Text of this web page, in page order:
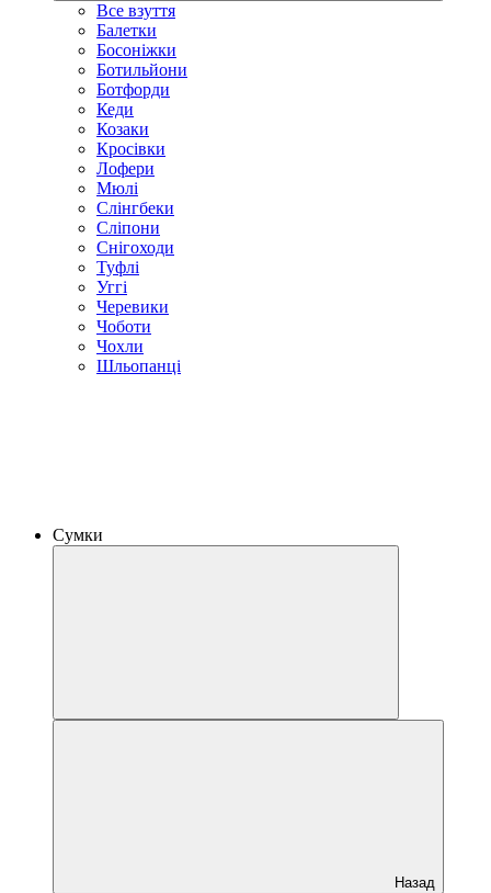
Все взуття
Балетки
Босоніжки
Ботильйони
Ботфорди
Кеди
Козаки
Кросівки
Лофери
Мюлі
Слінгбеки
Сліпони
Снігоходи
Туфлі
Уггі
Черевики
Чоботи
Чохли
Шльопанці
Сумки
Назад